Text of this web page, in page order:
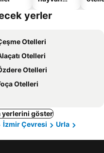
oteller
yerler
Otelleri
Otelleri
Otelleri
Otelleri
yerlerini göster
İzmir Çevresi
Urla